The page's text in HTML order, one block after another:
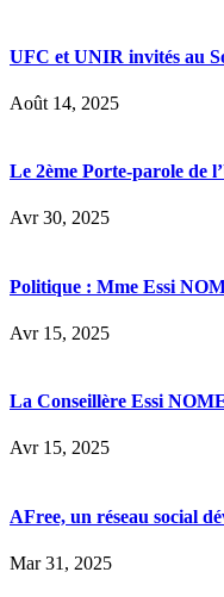
UFC et UNIR invités au
Août 14, 2025
Le 2ème Porte-parole de
Avr 30, 2025
Politique : Mme Essi
Avr 15, 2025
La Conseillère Essi
Avr 15, 2025
AFree, un réseau social
Mar 31, 2025